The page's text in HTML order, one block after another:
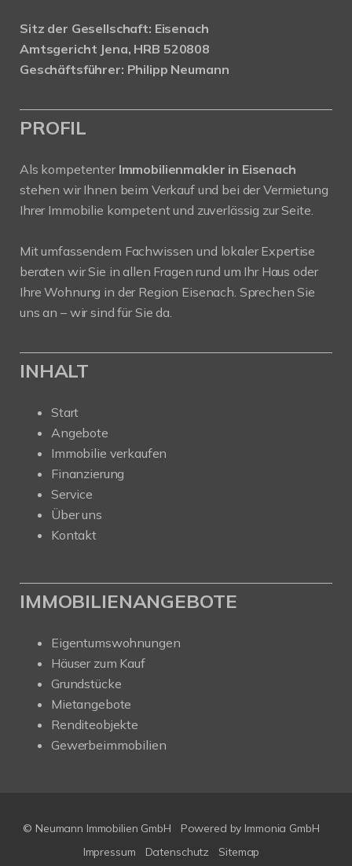
Sitz der Gesellschaft: Eisenach
Amtsgericht Jena, HRB 520808
Geschäftsführer: Philipp Neumann
PROFIL
Als kompetenter Immobilienmakler in Eisenach
stehen wir Ihnen beim Verkauf und bei der Vermietung
Ihrer Immobilie kompetent und zuverlässig zur Seite.
Mit umfassendem Fachwissen und lokaler Expertise
beraten wir Sie in allen Fragen rund um Ihr Haus oder
Ihre Wohnung in der Region Eisenach. Sprechen Sie
uns an – wir sind für Sie da.
INHALT
Start
Angebote
Immobilie verkaufen
Finanzierung
Service
Über uns
Kontakt
IMMOBILIENANGEBOTE
Eigentumswohnungen
Häuser zum Kauf
Grundstücke
Mietangebote
Renditeobjekte
Gewerbeimmobilien
© Neumann Immobilien GmbH Powered by Immonia GmbH
Impressum
Datenschutz Sitemap